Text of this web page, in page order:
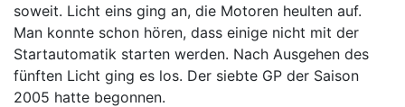
soweit. Licht eins ging an, die Motoren heulten auf.
Man konnte schon hören, dass einige nicht mit der
Startautomatik starten werden. Nach Ausgehen des
fünften Licht ging es los. Der siebte GP der Saison
2005 hatte begonnen.